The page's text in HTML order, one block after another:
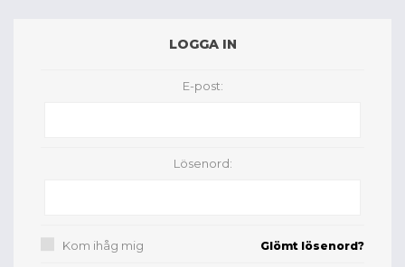
LOGGA IN
E-post:
Lösenord:
Kom ihåg mig Glömt lösenord?